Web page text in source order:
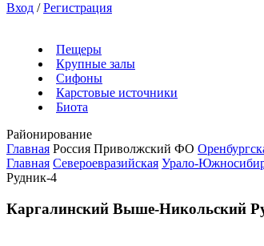
Вход / Регистрация
Пещеры
Крупные залы
Сифоны
Карстовые источники
Биота
Районирование
Главная Россия Приволжский ФО
Главная Североевразийская Урало-
Рудник-4
Каргалинский Выше-Никольский